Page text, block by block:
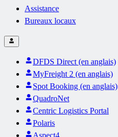
Assistance
Bureaux locaux
DFDS Direct (en anglais)
MyFreight 2 (en anglais)
Spot Booking (en anglais)
QuadroNet
Centric Logistics Portal
Polaris
Aspect4